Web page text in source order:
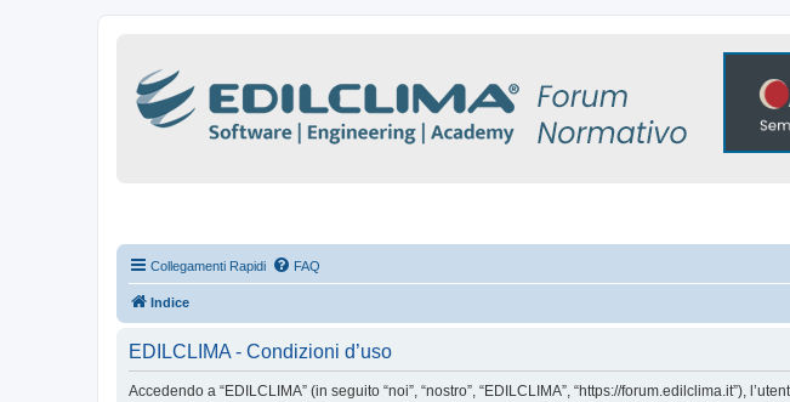
Collegamenti Rapidi FAQ
Indice
EDILCLIMA - Condizioni d’uso
Accedendo a “EDILCLIMA” (in seguito “noi”, “nostro”, “EDILCLIMA”, “https://forum.edilclima.it”),